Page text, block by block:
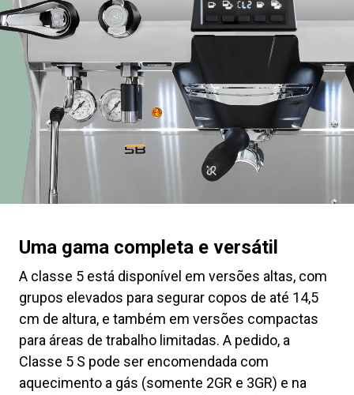
Uma gama completa e versátil
A classe 5 está disponível em versões altas, com
grupos elevados para segurar copos de até 14,5
cm de altura, e também em versões compactas
para áreas de trabalho limitadas. A pedido, a
Classe 5 S pode ser encomendada com
aquecimento a gás (somente 2GR e 3GR) e na
Produtos
Notícias
Descarregar
Mais